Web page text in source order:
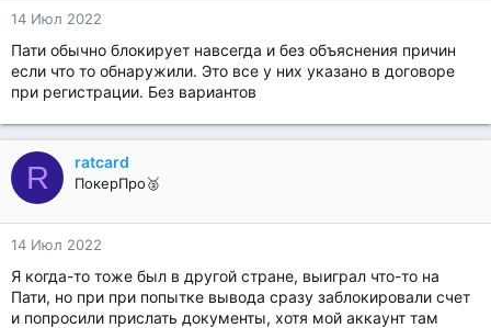
14 Июл 2022
Пати обычно блокирует навсегда и без объяснения причин
если что то обнаружили. Это все у них указано в договоре
при регистрации. Без вариантов
R ratcard
ПокерПро🥈
14 Июл 2022
Я когда-то тоже был в другой стране, выиграл что-то на
Пати, но при при попытке вывода сразу заблокировали счет
и попросили прислать документы, хотя мой аккаунт там